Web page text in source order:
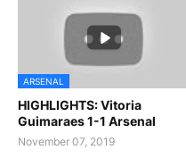
ARSENAL
HIGHLIGHTS: Vitoria
Guimaraes 1-1 Arsenal
November 07, 2019